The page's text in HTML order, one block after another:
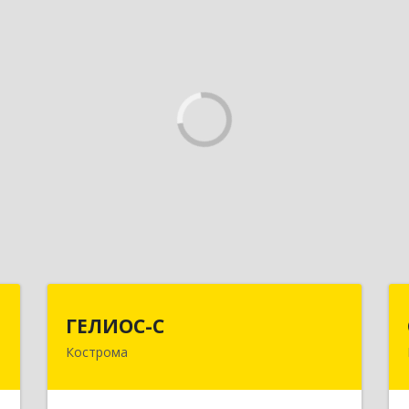
ГЕЛИОС-С
Кострома
156026, Костромская обл, г.о. город